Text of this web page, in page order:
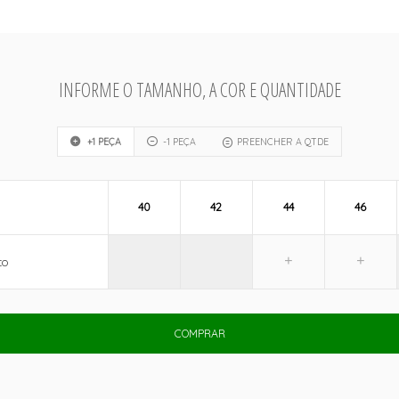
INFORME O TAMANHO, A COR E QUANTIDADE
+1 PEÇA -1 PEÇA PREENCHER A QTDE
40 42 44 46
COMPRAR